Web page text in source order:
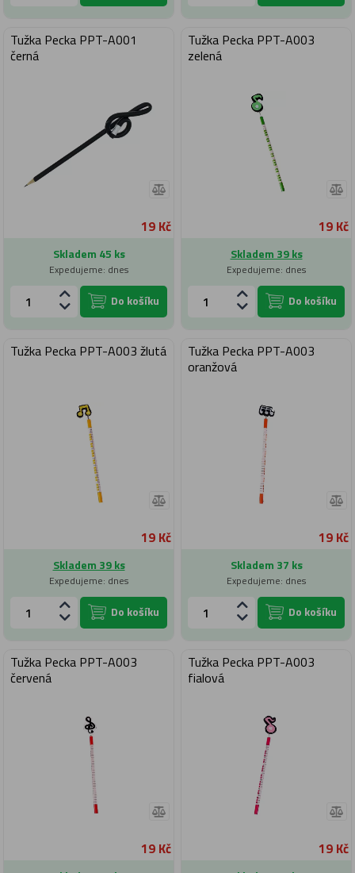
Tužka Pecka PPT-A001
černá
19 Kč
Skladem 45 ks
Expedujeme: dnes
Do košíku
Tužka Pecka PPT-A003
zelená
19 Kč
Skladem 39 ks
Expedujeme: dnes
Do košíku
Tužka Pecka PPT-A003 žlutá
19 Kč
Skladem 39 ks
Expedujeme: dnes
Do košíku
Tužka Pecka PPT-A003
oranžová
19 Kč
Skladem 37 ks
Expedujeme: dnes
Do košíku
Tužka Pecka PPT-A003
červená
19 Kč
Tužka Pecka PPT-A003
fialová
19 Kč